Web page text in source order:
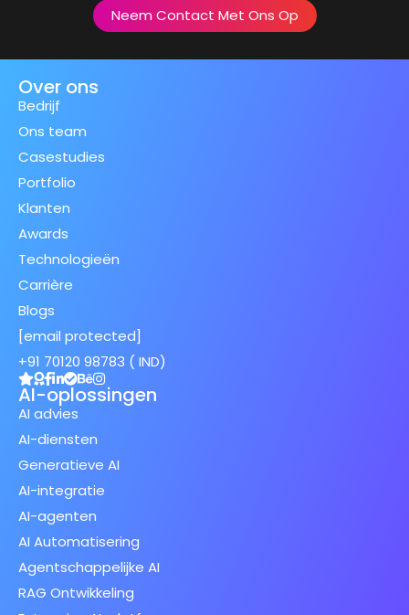
Neem Contact Met Ons Op
Over ons
Bedrijf
Ons team
Casestudies
Portfolio
Klanten
Awards
Technologieën
Carrière
Blogs
[email protected]
+91 70120 98783 ( IND)
AI-oplossingen
AI advies
AI-diensten
Generatieve AI
AI-integratie
AI-agenten
AI Automatisering
Agentschappelijke AI
RAG Ontwikkeling